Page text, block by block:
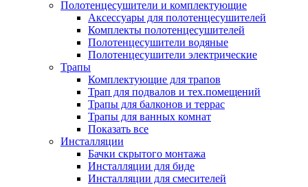
Полотенцесушители и комплектующие
Аксессуары для полотенцесушителей
Комплекты полотенцесушителей
Полотенцесушители водяные
Полотенцесушители электрические
Трапы
Комплектующие для трапов
Трап для подвалов и тех.помещений
Трапы для балконов и террас
Трапы для ванных комнат
Показать все
Инсталляции
Бачки скрытого монтажа
Инсталляции для биде
Инсталляции для смесителей